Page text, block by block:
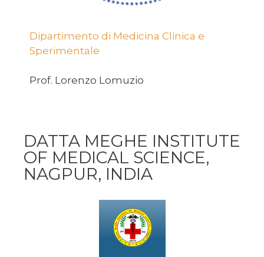
Dipartimento di Medicina Clinica e
Sperimentale
Prof. Lorenzo Lomuzio
DATTA MEGHE INSTITUTE
OF MEDICAL SCIENCE,
NAGPUR, INDIA